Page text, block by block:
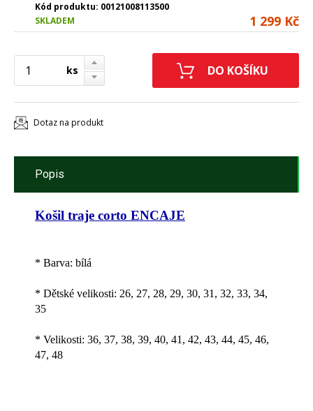
Kód produktu: 00121008113500
SKLADEM
1 299 Kč
ks
Dotaz na produkt
Popis
Košil traje corto ENCAJE
* Barva: bílá
* Dětské velikosti: 26, 27, 28, 29, 30, 31, 32, 33, 34,
35
* Velikosti: 36, 37, 38, 39, 40, 41, 42, 43, 44, 45, 46,
47, 48